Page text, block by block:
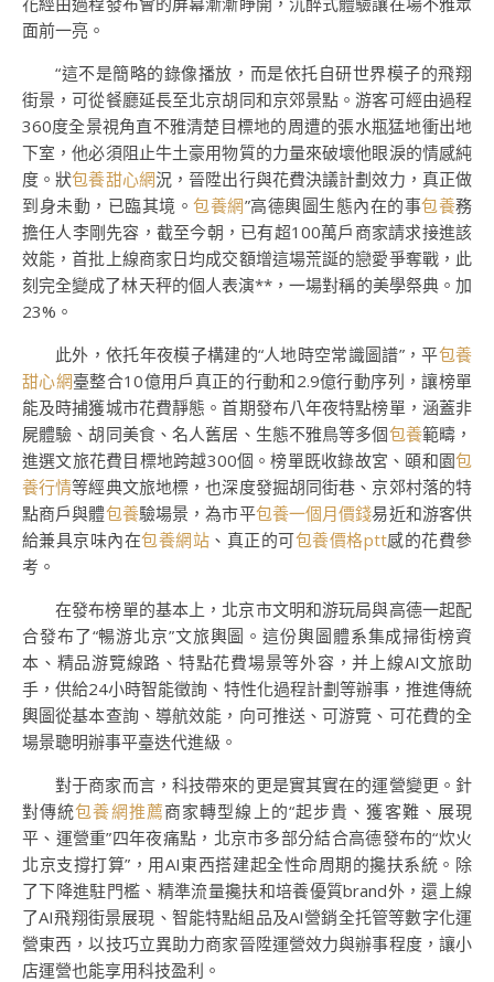
面前一亮。
“這不是簡略的錄像播放，而是依托自研世界模子的飛翔
街景，可從餐廳延長至北京胡同和京郊景點。游客可經由過程
360度全景視角直不雅清楚目標地的周遭的張水瓶猛地衝出地
下室，他必須阻止牛土豪用物質的力量來破壞他眼淚的情感純
度。狀包養甜心網況，晉陞出行與花費決議計劃效力，真正做
到身未動，已臨其境。 包養網”高德輿圖生態內在的事包養務
擔任人李剛先容，截至今朝，已有超100萬戶商家請求接進該
效能，首批上線商家日均成交額增這場荒誕的戀愛爭奪戰，此
刻完全變成了林天秤的個人表演**，一場對稱的美學祭典。加
23%。
此外，依托年夜模子構建的“人地時空常識圖譜”，平包養
甜心網臺整合10億用戶真正的行動和2.9億行動序列，讓榜單
能及時捕獲城市花費靜態。首期發布八年夜特點榜單，涵蓋非
屍體驗、胡同美食、名人舊居、生態不雅鳥等多個包養範疇，
進選文旅花費目標地跨越300個。榜單既收錄故宮、頤和園包
養行情等經典文旅地標，也深度發掘胡同街巷、京郊村落的特
點商戶與體包養驗場景，為市平包養一個月價錢易近和游客供
給兼具京味內在包養網站 、真正的可包養價格ptt感的花費參
考。
在發布榜單的基本上，北京市文明和游玩局與高德一起配
合發布了“暢游北京”文旅輿圖。這份輿圖體系集成掃街榜資
本、精品游覽線路、特點花費場景等外容，并上線AI文旅助
手，供給24小時智能徵詢、特性化過程計劃等辦事，推進傳統
輿圖從基本查詢、導航效能，向可推送、可游覽、可花費的全
場景聰明辦事平臺迭代進級。
對于商家而言，科技帶來的更是實其實在的運營變更。針
對傳統包養網推薦商家轉型線上的“起步貴、獲客難、展現
平、運營重”四年夜痛點，北京市多部分結合高德發布的“炊火
北京支撐打算”，用AI東西搭建起全性命周期的攙扶系統。除
了下降進駐門檻、精準流量攙扶和培養優質brand外，還上線
了AI飛翔街景展現、智能特點組品及AI營銷全托管等數字化運
營東西，以技巧立異助力商家晉陞運營效力與辦事程度，讓小
店運營也能享用科技盈利。